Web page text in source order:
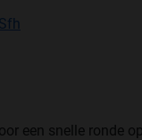
een snelle ronde